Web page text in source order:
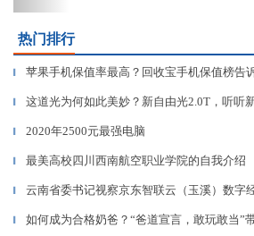
热门排行
▎ 苹果手机保值率最高？回收宝手机保值榜告
▎ 这道光为何如此美妙？新自由光2.0T，听听
▎ 2020年2500元最强电脑
▎ 最美高校四川西南航空职业学院的自我介绍
▎ 云南省委书记视察京东智联云（玉溪）数字
▎ 如何成为合格奶爸？“爸道宣言，敢玩敢当”